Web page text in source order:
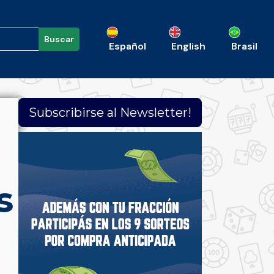
Buscar
Español English Brasil
Subscribirse al Newsletter!